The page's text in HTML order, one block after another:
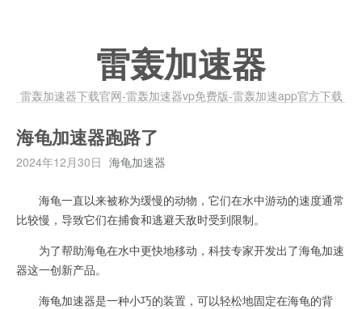
雷轰加速器
雷轰加速器下载官网-雷轰加速器vp免费版-雷轰加速app官方下载
海龟加速器跑路了
2024年12月30日 海龟加速器
海龟一直以来被称为缓慢的动物，它们在水中游动的速度通常
比较慢，导致它们在捕食和逃避天敌时受到限制。
为了帮助海龟在水中更快地移动，科技专家开发出了海龟加速
器这一创新产品。
海龟加速器是一种小巧的装置，可以轻松地固定在海龟的背